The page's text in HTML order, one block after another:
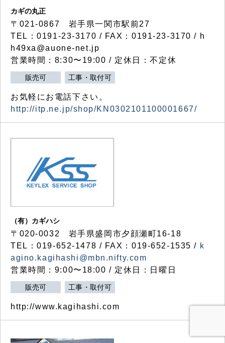
カギの丸正
〒021-0867 岩手県一関市駅前27
TEL：0191-23-3170 / FAX：0191-23-3170 / h
h49xa@auone-net.jp
営業時間：8:30〜19:00 / 定休日：不定休
販売可 工事・取付可
お気軽にお電話下さい。
http://itp.ne.jp/shop/KN0302101100001667/
（有）カギハシ
〒020-0032 岩手県盛岡市夕顔瀬町16-18
TEL：019-652-1478 / FAX：019-652-1535 / k
agino.kagihashi@mbn.nifty.com
営業時間：9:00〜18:00 / 定休日：日曜日
販売可 工事・取付可
http://www.kagihashi.com